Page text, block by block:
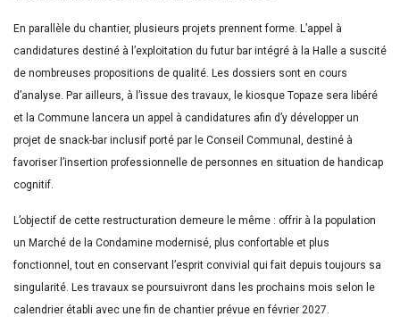
En parallèle du chantier, plusieurs projets prennent forme. L’appel à
candidatures destiné à l’exploitation du futur bar intégré à la Halle a suscité
de nombreuses propositions de qualité. Les dossiers sont en cours
d’analyse. Par ailleurs, à l’issue des travaux, le kiosque Topaze sera libéré
et la Commune lancera un appel à candidatures afin d’y développer un
projet de snack-bar inclusif porté par le Conseil Communal, destiné à
favoriser l’insertion professionnelle de personnes en situation de handicap
cognitif.
L’objectif de cette restructuration demeure le même : offrir à la population
un Marché de la Condamine modernisé, plus confortable et plus
fonctionnel, tout en conservant l’esprit convivial qui fait depuis toujours sa
singularité. Les travaux se poursuivront dans les prochains mois selon le
calendrier établi avec une fin de chantier prévue en février 2027.